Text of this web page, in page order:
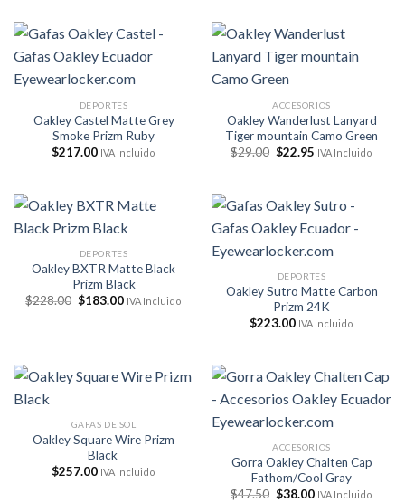
DEPORTES
Oakley Castel Matte Grey
Smoke Prizm Ruby
$217.00 IVA Incluido
ACCESORIOS
Oakley Wanderlust Lanyard
Tiger mountain Camo Green
$29.00 El
$29.00.
$22.95 El
$22.95.
IVA Incluido
DEPORTES
Oakley BXTR Matte Black
Prizm Black
$228.00 El
$183.00ElIVA Incluido
DEPORTES
Oakley Sutro Matte Carbon
Prizm 24K
$223.00 IVA Incluido
GAFAS DE SOL
Oakley Square Wire Prizm
Black
$257.00 IVA Incluido
ACCESORIOS
Gorra Oakley Chalten Cap
Fathom/Cool Gray
$47.50 El
$38.00ElIVA Incluido